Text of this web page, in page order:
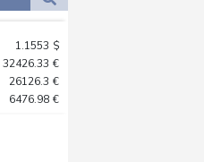
1.1553 $
32426.33 €
26126.3 €
6476.98 €